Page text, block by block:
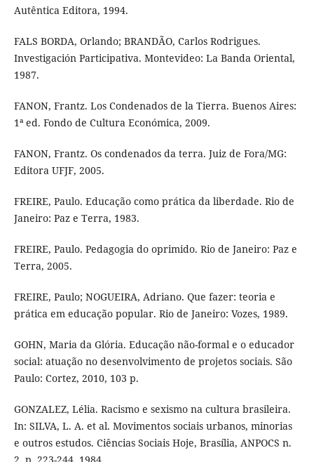
Autêntica Editora, 1994.
FALS BORDA, Orlando; BRANDÃO, Carlos Rodrigues.
Investigación Participativa. Montevideo: La Banda Oriental,
1987.
FANON, Frantz. Los Condenados de la Tierra. Buenos Aires:
1ª ed. Fondo de Cultura Económica, 2009.
FANON, Frantz. Os condenados da terra. Juiz de Fora/MG:
Editora UFJF, 2005.
FREIRE, Paulo. Educação como prática da liberdade. Rio de
Janeiro: Paz e Terra, 1983.
FREIRE, Paulo. Pedagogia do oprimido. Rio de Janeiro: Paz e
Terra, 2005.
FREIRE, Paulo; NOGUEIRA, Adriano. Que fazer: teoria e
prática em educação popular. Rio de Janeiro: Vozes, 1989.
GOHN, Maria da Glória. Educação não-formal e o educador
social: atuação no desenvolvimento de projetos sociais. São
Paulo: Cortez, 2010, 103 p.
GONZALEZ, Lélia. Racismo e sexismo na cultura brasileira.
In: SILVA, L. A. et al. Movimentos sociais urbanos, minorias
e outros estudos. Ciências Sociais Hoje, Brasília, ANPOCS n.